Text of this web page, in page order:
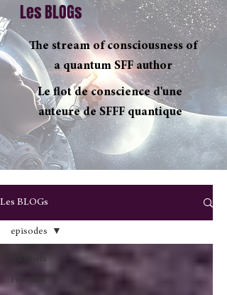
The stream of consciousness of
a quantum SFF author
Le flot de conscience d'une
auteure de SFFF quantique
Les BLOGs
Les BLOGs
All Posts
Francais
episodes